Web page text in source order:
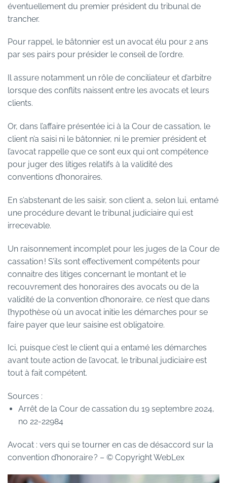
éventuellement du premier président du tribunal de
trancher.
Pour rappel, le bâtonnier est un avocat élu pour 2 ans
par ses pairs pour présider le conseil de l’ordre.
Il assure notamment un rôle de conciliateur et d’arbitre
lorsque des conflits naissent entre les avocats et leurs
clients.
Or, dans l’affaire présentée ici à la Cour de cassation, le
client n’a saisi ni le bâtonnier, ni le premier président et
l’avocat rappelle que ce sont eux qui ont compétence
pour juger des litiges relatifs à la validité des
conventions d’honoraires.
En s’abstenant de les saisir, son client a, selon lui, entamé
une procédure devant le tribunal judiciaire qui est
irrecevable.
Un raisonnement incomplet pour les juges de la Cour de
cassation ! S’ils sont effectivement compétents pour
connaitre des litiges concernant le montant et le
recouvrement des honoraires des avocats ou de la
validité de la convention d’honoraire, ce n’est que dans
l’hypothèse où un avocat initie les démarches pour se
faire payer que leur saisine est obligatoire.
Ici, puisque c’est le client qui a entamé les démarches
avant toute action de l’avocat, le tribunal judiciaire est
tout à fait compétent.
Sources :
Arrêt de la Cour de cassation du 19 septembre 2024,
no 22-22984
Avocat : vers qui se tourner en cas de désaccord sur la
convention d’honoraire ? – © Copyright WebLex